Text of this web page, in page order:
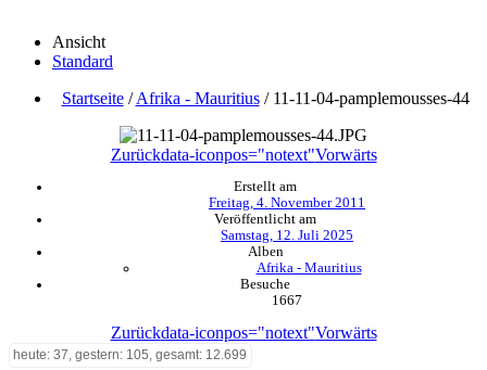
Ansicht
Standard
Startseite/Afrika - Mauritius/ 11-11-04-pamplemousses-44
Zurückdata-iconpos="notext"Vorwärts
Erstellt am
Freitag, 4. November 2011
Veröffentlicht am
Samstag, 12. Juli 2025
Alben
Afrika - Mauritius
Besuche
1667
Zurückdata-iconpos="notext"Vorwärts
heute: 37, gestern: 105, gesamt: 12.699